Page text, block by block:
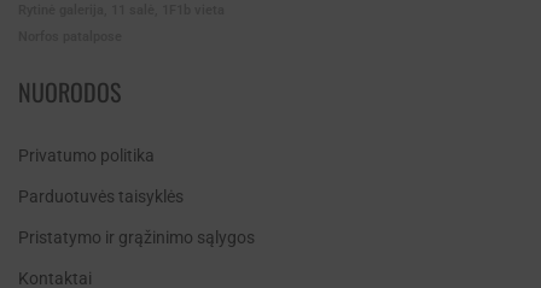
NUORODOS
Privatumo politika
Parduotuvės taisyklės
Pristatymo ir grąžinimo sąlygos
Kontaktai